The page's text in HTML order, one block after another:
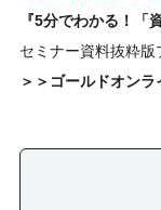
『5分でわかる！「
セミナー資料抜粋
＞＞ゴールドオン